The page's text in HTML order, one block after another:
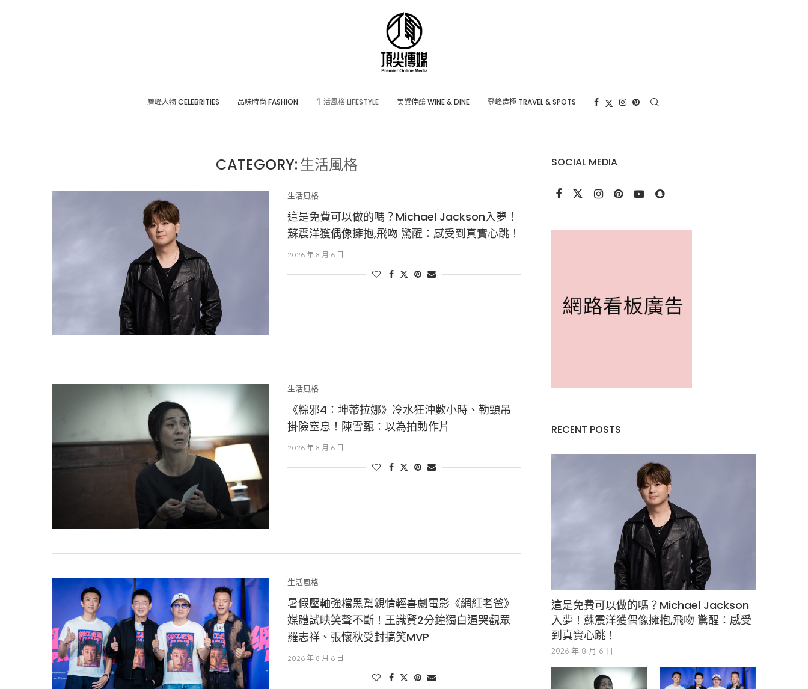
層峰⼈物 CELEBRITIES 品味時尚 FASHION ⽣活風格 LIFESTYLE 美饌佳釀 WINE & DINE 登峰造極 TRAVEL & SPOTS
CATEGORY:生活風格
生活風格
這是免費可以做的嗎？Michael Jackson入夢！
蘇震洋獲偶像擁抱,飛吻 驚醒：感受到真實心跳！
2026 年 8 月 6 日
生活風格
《粽邪4：坤蒂拉娜》冷水狂沖數小時、勒頸吊
掛險窒息！陳雪甄：以為拍動作片
2026 年 8 月 6 日
生活風格
暑假壓軸強檔黑幫親情輕喜劇電影《網紅老爸》
媒體試映笑聲不斷！王識賢2分鐘獨白逼哭觀眾
羅志祥、張懷秋受封搞笑MVP
2026 年 8 月 6 日
SOCIAL MEDIA
RECENT POSTS
這是免費可以做的嗎？Michael Jackson
入夢！蘇震洋獲偶像擁抱,飛吻 驚醒：感受
到真實心跳！
2026 年 8 月 6 日